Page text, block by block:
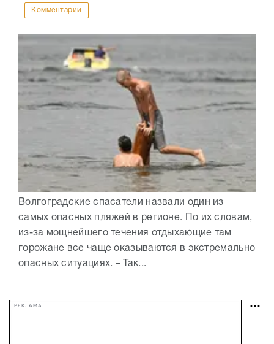
Комментарии
Волгоградские спасатели назвали один из
самых опасных пляжей в регионе. По их словам,
из-за мощнейшего течения отдыхающие там
горожане все чаще оказываются в экстремально
опасных ситуациях. – Так...
РЕКЛАМА